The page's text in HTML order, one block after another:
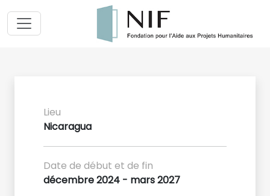
Lieu
Nicaragua
Date de début et de fin
décembre 2024 - mars 2027